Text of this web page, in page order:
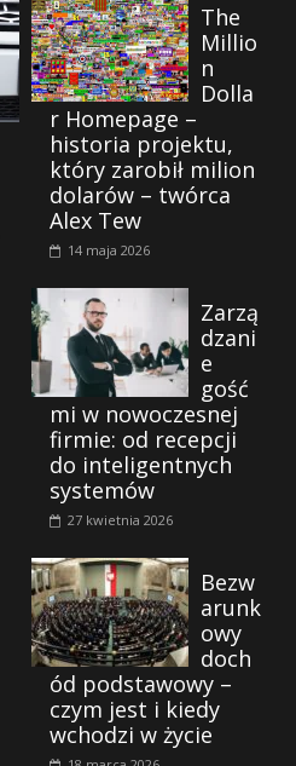
The
Millio
n
Dolla
r Homepage –
historia projektu,
który zarobił milion
dolarów – twórca
Alex Tew
14 maja 2026
Zarzą
dzani
e
gość
mi w nowoczesnej
firmie: od recepcji
do inteligentnych
systemów
27 kwietnia 2026
Bezw
arunk
owy
doch
ód podstawowy –
czym jest i kiedy
wchodzi w życie